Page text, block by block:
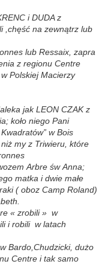
i DUDA z
,chęść na zewnątrz lub
lub Ressaix, zapra
z regionu Centre
Polskiej Macierzy
jak LEON CZAK z
koło niego Pani
w Bois
my z Triwieru, które
Arbre św Anna;
matka i dwie małe
( oboz Camp Roland)
« zrobili » w
i robili w latach
Bardo,Chudzicki, dużo
Centre i tak samo